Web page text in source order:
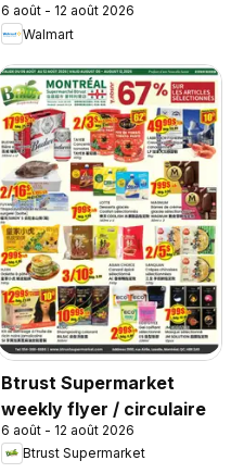
6 août - 12 août 2026
Walmart
Btrust Supermarket
weekly flyer / circulaire
6 août - 12 août 2026
Btrust Supermarket